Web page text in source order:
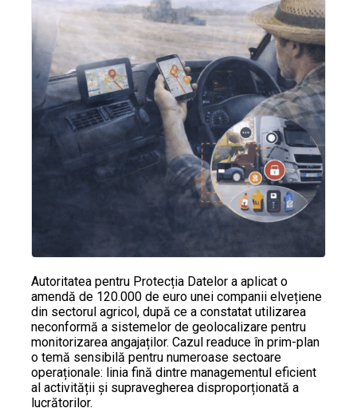
Autoritatea pentru Protecția Datelor a aplicat o
amendă de 120.000 de euro unei companii elvețiene
din sectorul agricol, după ce a constatat utilizarea
neconformă a sistemelor de geolocalizare pentru
monitorizarea angajaților. Cazul readuce în prim-plan
o temă sensibilă pentru numeroase sectoare
operaționale: linia fină dintre managementul eficient
al activității și supravegherea disproporționată a
lucrătorilor.